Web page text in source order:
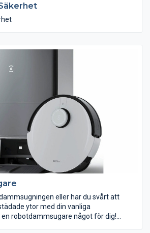
eller har du svårt att
ytor med din vanliga
robotdammsugare något för dig!